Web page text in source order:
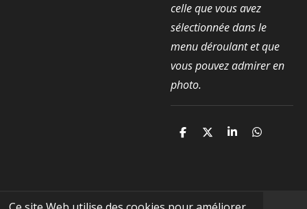
celle que vous avez
sélectionnée dans le
menu déroulant et que
vous pouvez admirer en
photo.
P
P
P
P